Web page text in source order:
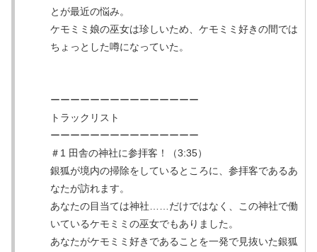
とが最近の悩み。
ケモミミ娘の巫女は珍しいため、ケモミミ好きの間では
ちょっとした噂になっていた。
ーーーーーーーーーーーーーーー
トラックリスト
ーーーーーーーーーーーーーーー
＃1 田舎の神社に参拝客！（3:35）
銀狐が境内の掃除をしているところに、参拝客であるあ
なたが訪れます。
あなたの目当ては神社……だけではなく、この神社で働
いているケモミミの巫女でもありました。
あなたがケモミミ好きであることを一発で見抜いた銀狐